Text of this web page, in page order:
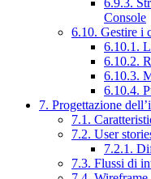
Console
6.10. Gestire i
6.10.1.
6.10.2.
6.10.3.
6.10.4.
7. Progettazione
7.1.
7.2. User
7.2.1.
7.3. Flussi di